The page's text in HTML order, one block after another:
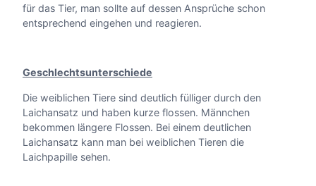
für das Tier, man sollte auf dessen Ansprüche schon
entsprechend eingehen und reagieren.
Geschlechtsunterschiede
Die weiblichen Tiere sind deutlich fülliger durch den
Laichansatz und haben kurze flossen. Männchen
bekommen längere Flossen. Bei einem deutlichen
Laichansatz kann man bei weiblichen Tieren die
Laichpapille sehen.